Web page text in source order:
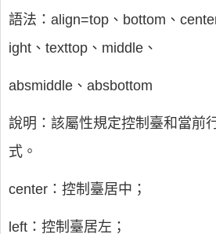
語法：align=top、bottom、
ight、texttop、middle、
absmiddle、absbottom
說明：該屬性規定控制臺和當前
式。
center：控制臺居中；
left：控制臺居左；